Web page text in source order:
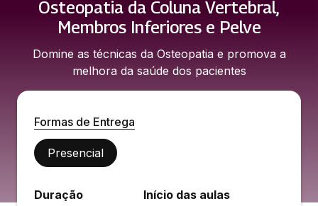
Osteopatia da Coluna Vertebral,
Membros Inferiores e Pelve
Domine as técnicas da Osteopatia e promova a
melhora da saúde dos pacientes
Formas de Entrega
Presencial
Duração
Início das aulas